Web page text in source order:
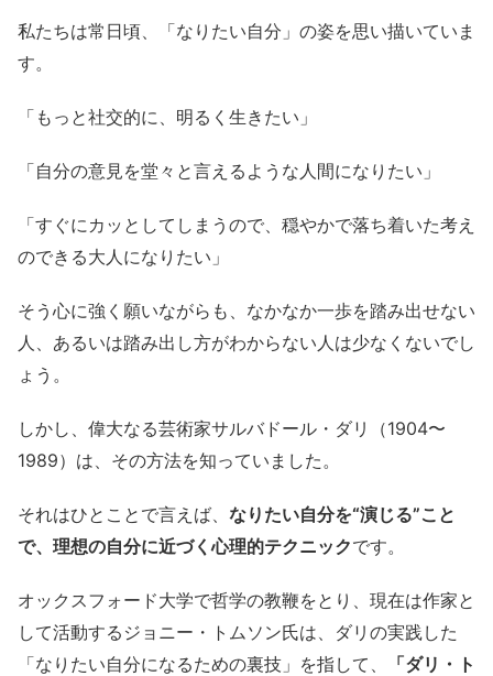
私たちは常日頃、「なりたい自分」の姿を思い描いていま
す。
「もっと社交的に、明るく生きたい」
「自分の意見を堂々と言えるような人間になりたい」
「すぐにカッとしてしまうので、穏やかで落ち着いた考え
のできる大人になりたい」
そう心に強く願いながらも、なかなか一歩を踏み出せない
人、あるいは踏み出し方がわからない人は少なくないでし
ょう。
しかし、偉大なる芸術家サルバドール・ダリ（1904〜
1989）は、その方法を知っていました。
それはひとことで言えば、 なりたい自分を“演じる”こと
で、理想の自分に近づく心理的テクニックです。
オックスフォード大学で哲学の教鞭をとり、現在は作家と
して活動するジョニー・トムソン氏は、ダリの実践した
「なりたい自分になるための裏技」を指して、
「ダリ・ト